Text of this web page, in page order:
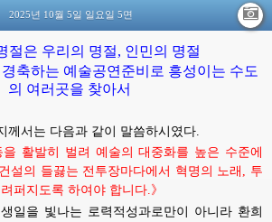
2025년 10월 5일 일요일 5면
절은 우리의 명절, 인민의 명절
축하는 예술공연준비로 흥성이는 수도
의 여러곳을 찾아서
께서는 다음과 같이 말씀하시였다.
을 활발히 벌려 예술의 대중화를 높은 수준에
설의 들끓는 전투장마다에서 혁명의 노래, 투
퍼지도록 하여야 합니다.》
일을 빛나는 로력적성과로만이 아니라 환희